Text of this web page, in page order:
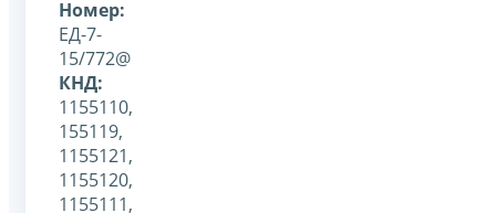
Номер:
ЕД-7-
15/772@
КНД:
1155110,
155119,
1155121,
1155120,
1155111,